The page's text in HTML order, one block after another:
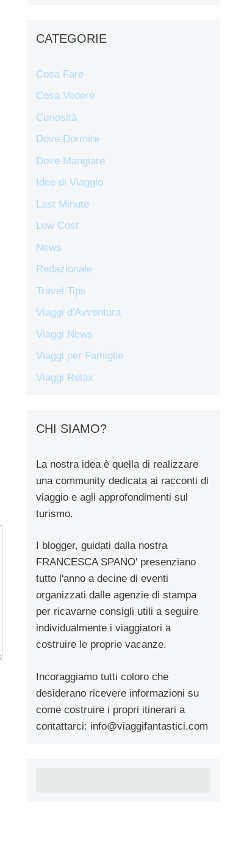
CATEGORIE
Cosa Fare
Cosa Vedere
Curiosità
Dove Dormire
Dove Mangiare
Idee di Viaggio
Last Minute
Low Cost
News
Redazionale
Travel Tips
Viaggi d'Avventura
Viaggi News
Viaggi per Famiglie
Viaggi Relax
CHI SIAMO?
La nostra idea è quella di realizzare
una community dedicata ai racconti di
viaggio e agli approfondimenti sul
turismo.
I blogger, guidati dalla nostra
FRANCESCA SPANO' presenziano
tutto l'anno a decine di eventi
organizzati dalle agenzie di stampa
per ricavarne consigli utili a seguire
individualmente i viaggiatori a
costruire le proprie vacanze.
Incoraggiamo tutti coloro che
desiderano ricevere informazioni su
come costruire i propri itinerari a
contattarci: info@viaggifantastici.com